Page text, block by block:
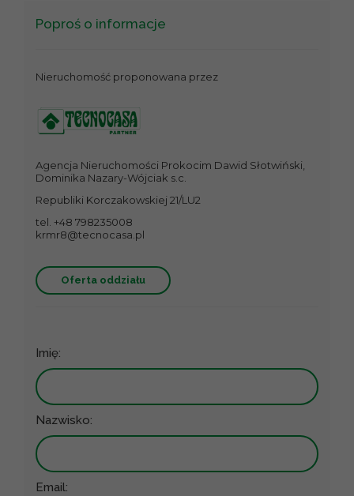
Poproś o informacje
Nieruchomość proponowana przez
Agencja Nieruchomości Prokocim Dawid Słotwiński,
Dominika Nazary-Wójciak s.c.
Republiki Korczakowskiej 21/LU2
tel. +48 798235008
krmr8@tecnocasa.pl
Oferta oddziału
Imię:
Nazwisko:
Email: